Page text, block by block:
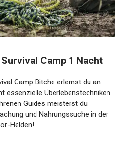
Camp 1 Nacht
Camp Bitche erlernst du an
essenzielle
Anleitung eines erfahrenen
Feuerentfachung und
Werde zum Outdoor-Helden!